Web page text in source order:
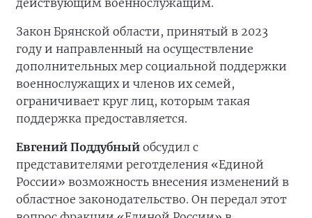
Закон Брянской области, принятый в 2023
году и направленный на осуществление
дополнительных мер социальной поддержки
военнослужащих и членов их семей,
ограничивает круг лиц, которым такая
поддержка предоставляется.
Евгений Поддубный обсудил с
представителями реготделения «Единой
России» возможность внесения изменений в
областное законодательство. Он передал этот